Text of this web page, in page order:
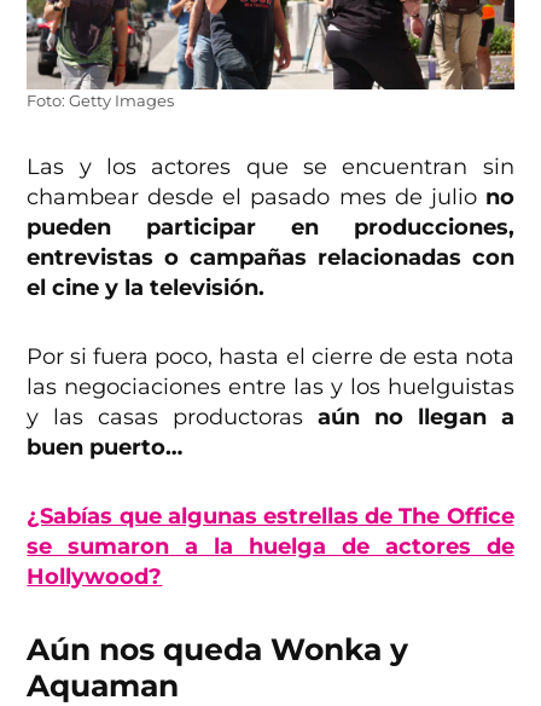
Foto: Getty Images
Las y los actores que se encuentran sin
chambear desde el pasado mes de julio no
pueden participar en producciones,
entrevistas o campañas relacionadas con
el cine y la televisión.
Por si fuera poco, hasta el cierre de esta nota
las negociaciones entre las y los huelguistas
y las casas productoras aún no llegan a
buen puerto…
¿Sabías que algunas estrellas de The Office
se sumaron a la huelga de actores de
Hollywood?
Aún nos queda Wonka y
Aquaman